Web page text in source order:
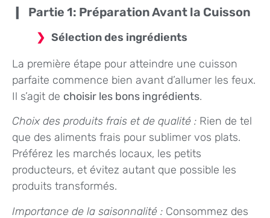
Partie 1: Préparation Avant la Cuisson
Sélection des ingrédients
La première étape pour atteindre une cuisson
parfaite commence bien avant d’allumer les feux.
Il s’agit de choisir les bons ingrédients.
Choix des produits frais et de qualité : Rien de tel
que des aliments frais pour sublimer vos plats.
Préférez les marchés locaux, les petits
producteurs, et évitez autant que possible les
produits transformés.
Importance de la saisonnalité : Consommez des